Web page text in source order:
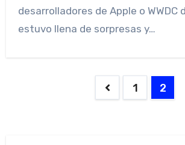
desarrolladores de Apple o WWDC
estuvo llena de sorpresas y…
1 2